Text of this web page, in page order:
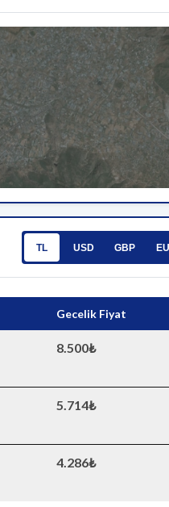
TL USD GBP
Gecelik Fiyat
8.500₺
5.714₺
4.286₺